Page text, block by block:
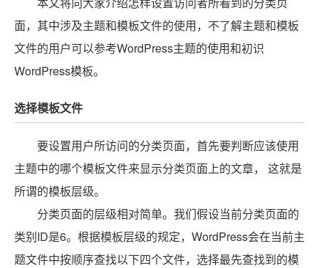
面，其中涉及主题和模板文件的使用，不了解主题和模板
文件的用户可以参考WordPress主题的使用和初识
WordPress模板。
选择模板文件
要设置用户所访问的分类页面，首先要判断应该使用
主题中的哪个模板文件来显示分类页面上的文章， 这就是
所谓的模板层级。
分类页面的层级相对简单。我们假设当前分类页面的
类别ID是6。根据模板层级的规定，WordPress会在当前主
题文件中按顺序查找以下四个文件，选择最先查找到的模